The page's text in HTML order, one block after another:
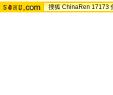
搜狐 ChinaRen 17173